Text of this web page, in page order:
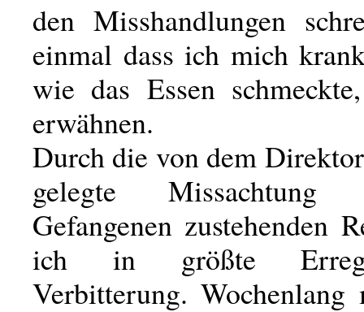
den Misshandlungen
einmal dass ich mich
wie das Essen
erwähnen.
Durch die von dem
gelegte
Gefangenen zustehenden
ich in größte
Verbitterung. Wochenlang